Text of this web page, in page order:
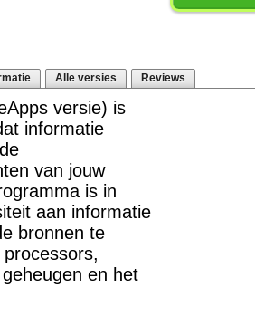
Alle versies Reviews
versie) is
informatie
van jouw
is in
aan informatie
bronnen te
en het